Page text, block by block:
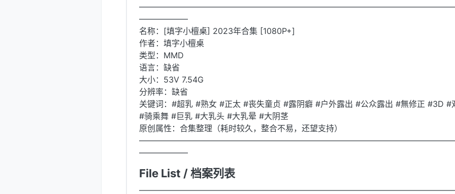
——————
名称：[填字小檀桌] 2023年合集 [1080P+]
作者：填字小檀桌
类型：MMD
语言：缺省
大小：53V 7.54G
分辨率：缺省
关键词：#超乳 #熟女 #正太 #丧失童贞 #露阴癖 #户外露出 #公众露出 #無修正 #3D #
#骑乘舞 #巨乳 #大乳头 #大乳晕 #大阴茎
原创属性：合集整理（耗时较久，整合不易，还望支持）
——————
File List / 档案列表